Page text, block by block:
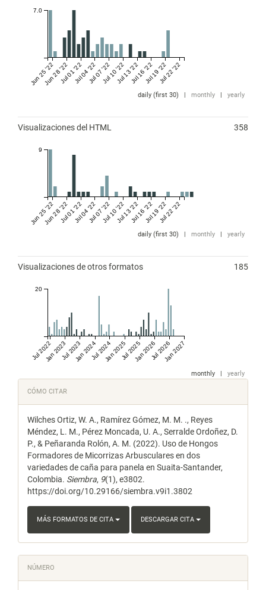
Jun 25 '22Jun 28 '22Jul 01 '22Jul 04 '22Jul 07 '22Jul 10 '22Jul 13 '22Jul 16 '22Jul 19 '22Jul 22 '22
7.0
daily (first 30) | monthly | yearly
Visualizaciones del HTML 358
Jun 25 '22Jun 28 '22Jul 01 '22Jul 04 '22Jul 07 '22Jul 10 '22Jul 13 '22Jul 16 '22Jul 19 '22Jul 22 '22
9
daily (first 30) | monthly | yearly
Visualizaciones de otros formatos 185
Jul 2022Jan 2023Jul 2023Jan 2024Jul 2024Jan 2025Jul 2025Jan 2026Jul 2026Jan 2027
20
monthly | yearly
Detalles
del
artículo
CÓMO CITAR
Wilches Ortiz, W. A., Ramírez Gómez, M. M. ., Reyes
Méndez, L. M., Pérez Moncada, U. A., Serralde Ordoñez, D.
P., & Peñaranda Rolón, A. M. (2022). Uso de Hongos
Formadores de Micorrizas Arbusculares en dos
variedades de caña para panela en Suaita-Santander,
Colombia. Siembra, 9(1), e3802.
https://doi.org/10.29166/siembra.v9i1.3802
MÁS FORMATOS DE CITA DESCARGAR CITA
NÚMERO